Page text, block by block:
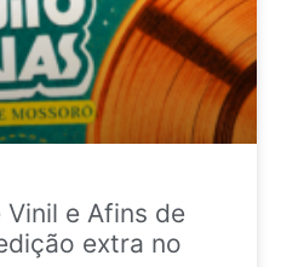
Vinil e Afins de
extra no